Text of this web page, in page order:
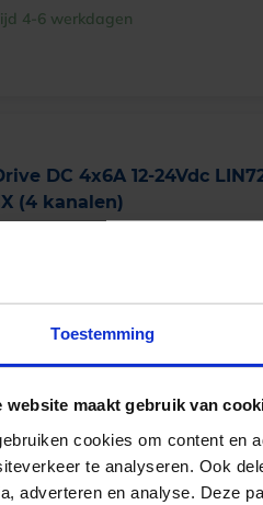
Toestemming
website maakt gebruik van
cookies om content en
te analyseren. Ook
adverteren en analyse. Deze
4-6 werkdagen
DC 4x6A 12-24Vdc
(4 kanalen)
DC 1x8A 12-24Vdc
4-6 werkdagen